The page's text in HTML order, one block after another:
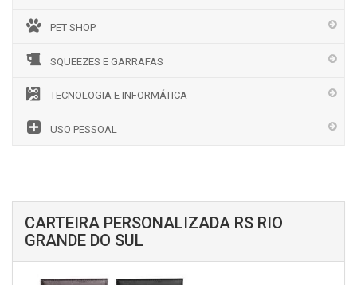
PET SHOP
SQUEEZES E GARRAFAS
TECNOLOGIA E INFORMÁTICA
USO PESSOAL
CARTEIRA PERSONALIZADA RS RIO
GRANDE DO SUL